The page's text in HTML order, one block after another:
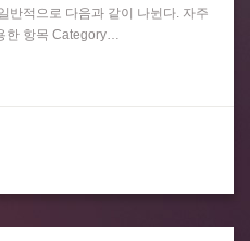
반적으로 다음과 같이 나뉜다. 자주
한 항목 Category…